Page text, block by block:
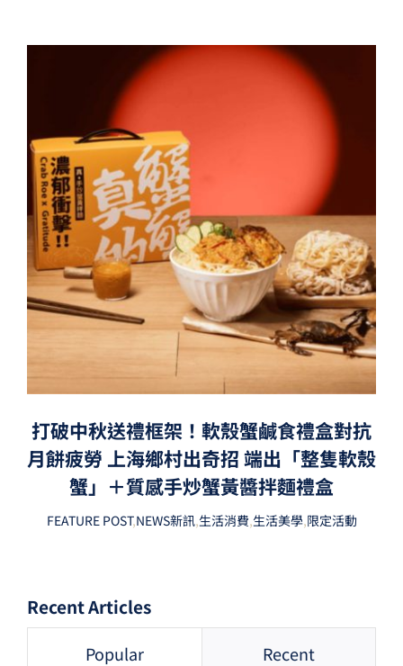
打破中秋送禮框架！軟殼蟹鹹食禮盒對抗
月餅疲勞 上海鄉村出奇招 端出「整隻軟殼
蟹」＋質感手炒蟹黃醬拌麵禮盒
FEATURE POST,NEWS新訊,生活消費,生活美學,限定活動
Recent Articles
Popular Recent